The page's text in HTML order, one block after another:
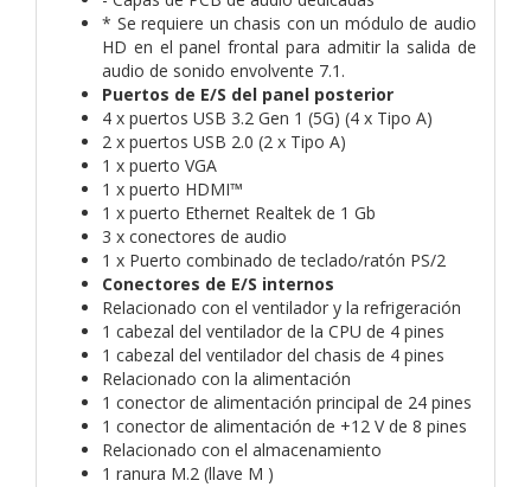
* Se requiere un chasis con un módulo de audio
HD en el panel frontal para admitir la salida de
audio de sonido envolvente 7.1.
Puertos de E/S del panel posterior
4 x puertos USB 3.2 Gen 1 (5G) (4 x Tipo A)
2 x puertos USB 2.0 (2 x Tipo A)
1 x puerto VGA
1 x puerto HDMI™
1 x puerto Ethernet Realtek de 1 Gb
3 x conectores de audio
1 x Puerto combinado de teclado/ratón PS/2
Conectores de E/S internos
Relacionado con el ventilador y la refrigeración
1 cabezal del ventilador de la CPU de 4 pines
1 cabezal del ventilador del chasis de 4 pines
Relacionado con la alimentación
1 conector de alimentación principal de 24 pines
1 conector de alimentación de +12 V de 8 pines
Relacionado con el almacenamiento
1 ranura M.2 (llave M )